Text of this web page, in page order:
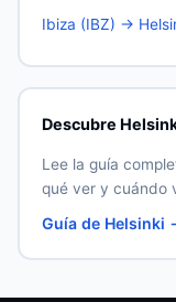
Ibiza (IBZ) →
Descubre
Lee la guía
qué ver y cuándo
Guía de Helsinki